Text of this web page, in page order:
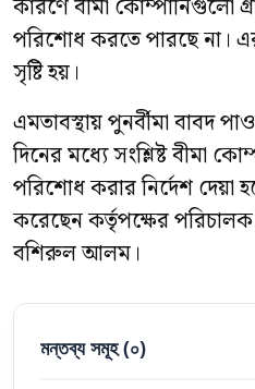
কারণে বীমা কোম্পানিগুলো
পরিশোধ করতে পারছে না।
সৃষ্টি হয়।
এমতাবস্থায় পুনর্বীমা বাবদ
দিনের মধ্যে সংশ্লিষ্ট বীমা
পরিশোধ করার নির্দেশ দেয়া
করেছেন কর্তৃপক্ষের
বশিরুল আলম।
মন্তব্য সমূহ (০)